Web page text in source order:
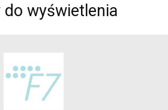
wyświetlenia